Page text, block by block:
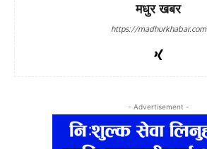
मधुर खबर
https://madhurkhabar.com
- Advertisement -